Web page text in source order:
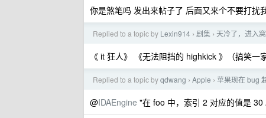
你是煞笔吗 发出来帖子了 后面又来个不要打扰
Replied to a topic by Lexin914 › 剧集 › 天冷了，进入
《 it 狂人》 《无法阻挡的 highkick 》（搞笑一
Replied to a topic byqdwang › Apple › 苹果现在 bug
@IDAEngine "在 foo 中，索引 2 对应的值是